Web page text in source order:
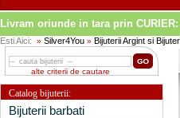
Livram oriunde in tara prin
Esti Aici: » Silver4You » Bijuterii Argint si
alte criterii de cautare
Catalog bijuterii:
Bijuterii barbati